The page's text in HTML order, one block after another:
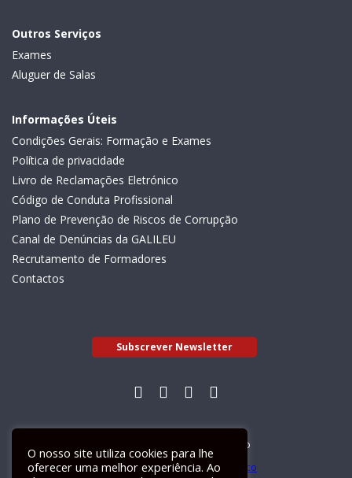
Outros Serviços
Exames
Aluguer de Salas
Informações Úteis
Condições Gerais: Formação e Exames
Política de privacidade
Livro de Reclamações Eletrónico
Código de Conduta Profissional
Plano de Prevenção de Riscos de Corrupção
Canal de Denúncias da GALILEU
Recrutamento de Formadores
Contactos
Subscrever Newsletter
Livro de Reclamações Electrónico
O nosso site utiliza cookies para lhe
oferecer uma melhor experiência. Ao